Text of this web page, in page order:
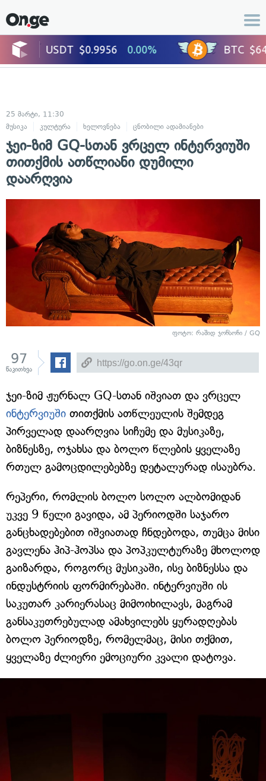
25 მარტი, 11:30
მუსიკა
კულტურა ხელოვნება ცნობილი ადამიანები
ჯეი-ზიმ GQ-სთან ვრცელ ინტერვიუში
თითქმის ათწლიანი დუმილი
დაარღვია
ფოტო: რაშიდ ჯონსონი / GQ
97
წაკითხვა
ჯეი-ზიმ ჟურნალ GQ-სთან იშვიათ და ვრცელ
ინტერვიუში თითქმის ათწლეულის შემდეგ
პირველად დაარღვია სიჩუმე და მუსიკაზე,
ბიზნესზე, ოჯახსა და ბოლო წლების ყველაზე
რთულ გამოცდილებებზე დეტალურად ისაუბრა.
რეპერი, რომლის ბოლო სოლო ალბომიდან
უკვე 9 წელი გავიდა, ამ პერიოდში საჯარო
განცხადებებით იშვიათად ჩნდებოდა, თუმცა მისი
გავლენა ჰიპ-ჰოპსა და პოპკულტურაზე მხოლოდ
გაიზარდა, როგორც მუსიკაში, ისე ბიზნესსა და
ინდუსტრიის ფორმირებაში. ინტერვიუში ის
საკუთარ კარიერასაც მიმოიხილავს, მაგრამ
განსაკუთრებულად ამახვილებს ყურადღებას
ბოლო პერიოდზე, რომელმაც, მისი თქმით,
ყველაზე ძლიერი ემოციური კვალი დატოვა.